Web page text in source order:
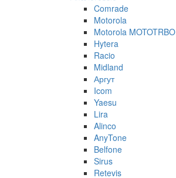
Comrade
Motorola
Motorola MOTOTRBO
Hytera
Racio
Midland
Аргут
Icom
Yaesu
Lira
Alinco
AnyTone
Belfone
Sirus
Retevis